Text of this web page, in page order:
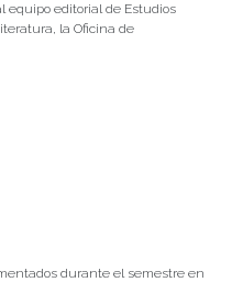
editorial de Estudios
la Oficina de
durante el semestre en